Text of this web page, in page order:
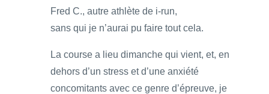
Fred C., autre athlète de i-run,
sans qui je n’aurai pu faire tout cela.
La course a lieu dimanche qui vient, et, en
dehors d’un stress et d’une anxiété
concomitants avec ce genre d’épreuve, je